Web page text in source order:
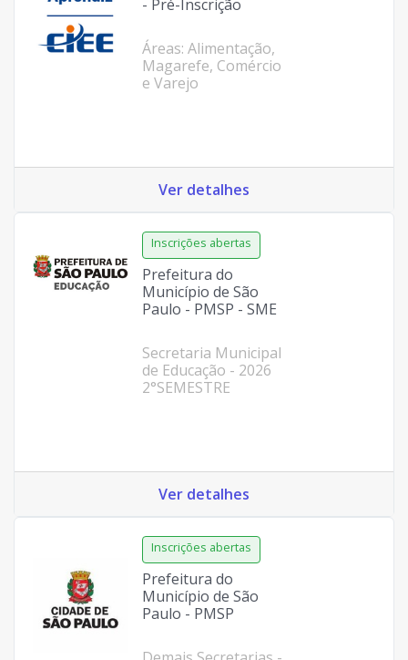
- Pré-Inscrição
Áreas: Alimentação,
Magarefe, Comércio
e Varejo
Ver detalhes
Prefeitura do
Município de São
Paulo - PMSP - SME
Secretaria Municipal
de Educação - 2026
2°SEMESTRE
Ver detalhes
Prefeitura do
Município de São
Paulo - PMSP